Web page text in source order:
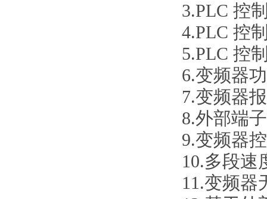
3.PLC 控
4.PLC 控
5.PLC 控
6.变频器
7.变频器
8.外部端
9.变频器
10.多段速
11.变频器